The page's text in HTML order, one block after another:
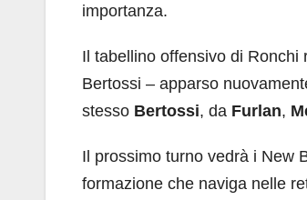
importanza.
Il tabellino offensivo di
Bertossi – apparso
stesso Bertossi, da Furlan,
Il prossimo turno vedrà i New
formazione che naviga nelle